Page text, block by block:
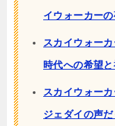
イウォーカー
スカイウォー
時代への希望
スカイウォー
ジェダイの声だ